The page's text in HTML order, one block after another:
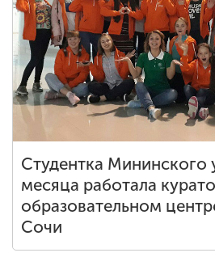
Студентка Мининского
месяца работала
образовательном
Сочи